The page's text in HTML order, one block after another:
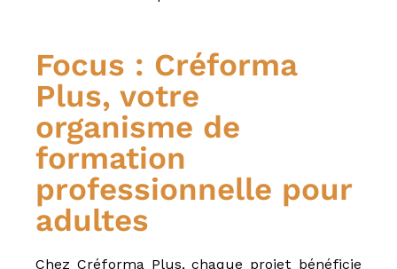
Focus : Créforma
Plus, votre
organisme de
formation
professionnelle pour
adultes
Chez Créforma Plus, chaque projet bénéficie